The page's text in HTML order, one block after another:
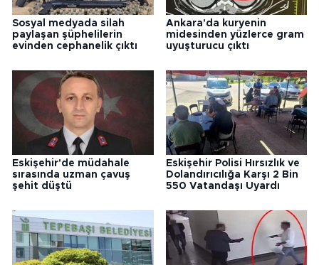
Sosyal medyada silah
paylaşan şüphelilerin
evinden cephanelik çıktı
Ankara'da kuryenin
midesinden yüzlerce gram
uyuşturucu çıktı
Eskişehir'de müdahale
sırasında uzman çavuş
şehit düştü
Eskişehir Polisi Hırsızlık ve
Dolandırıcılığa Karşı 2 Bin
550 Vatandaşı Uyardı